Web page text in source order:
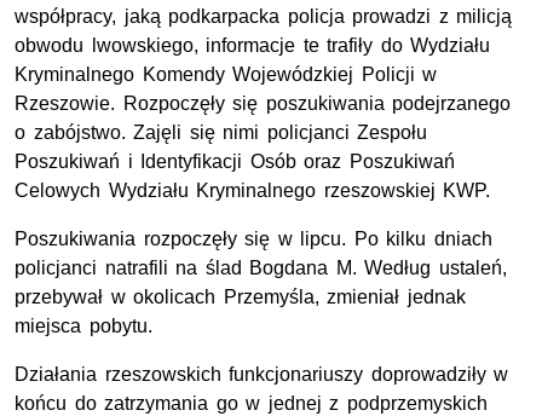
współpracy, jaką podkarpacka policja prowadzi z milicją
obwodu lwowskiego, informacje te trafiły do Wydziału
Kryminalnego Komendy Wojewódzkiej Policji w
Rzeszowie. Rozpoczęły się poszukiwania podejrzanego
o zabójstwo. Zajęli się nimi policjanci Zespołu
Poszukiwań i Identyfikacji Osób oraz Poszukiwań
Celowych Wydziału Kryminalnego rzeszowskiej KWP.
Poszukiwania rozpoczęły się w lipcu. Po kilku dniach
policjanci natrafili na ślad Bogdana M. Według ustaleń,
przebywał w okolicach Przemyśla, zmieniał jednak
miejsca pobytu.
Działania rzeszowskich funkcjonariuszy doprowadziły w
końcu do zatrzymania go w jednej z podprzemyskich